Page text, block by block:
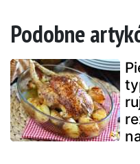
Podobne